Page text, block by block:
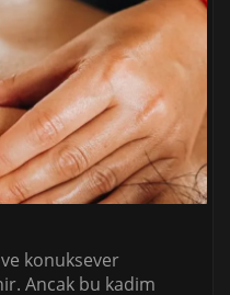
konuksever
Ancak bu kadim